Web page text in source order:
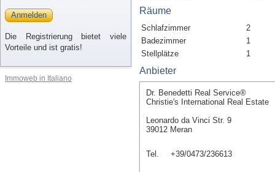
Anmelden
Die Registrierung bietet viele
Vorteile und ist gratis!
Immoweb in Italiano
Räume
Schlafzimmer
2
Badezimmer
1
Stellplätze
1
Anbieter
Dr. Benedetti Real Service®
Christie's International Real Estate
Leonardo da Vinci Str. 9
39012 Meran
Tel. +39/0473/236613